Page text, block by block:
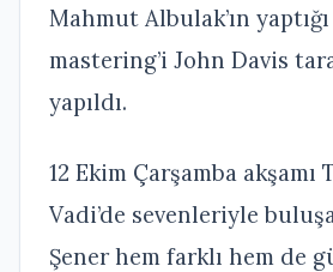
Mahmut Albulak’ın yaptığı
mastering’i John Davis
yapıldı.
12 Ekim Çarşamba akşamı
Vadi’de sevenleriyle
Şener hem farklı hem de